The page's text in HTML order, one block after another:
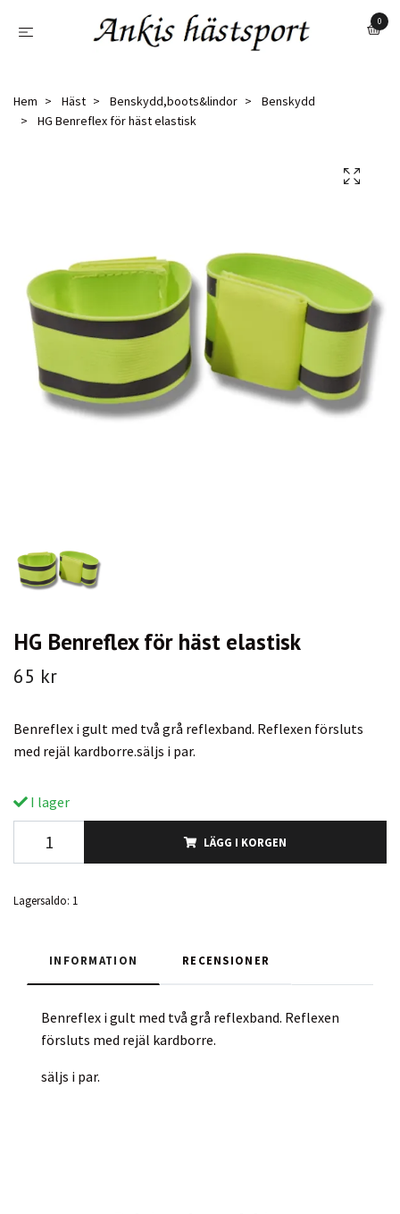
0
Hem Häst Benskydd,boots&lindor
Benskydd
HG Benreflex för häst elastisk
HG Benreflex för häst elastisk
65 kr
Benreflex i gult med två grå reflexband. Reflexen försluts
med rejäl kardborre.säljs i par.
I lager
LÄGG I KORGEN
Lagersaldo: 1
INFORMATION RECENSIONER
Benreflex i gult med två grå reflexband. Reflexen
försluts med rejäl kardborre.
säljs i par.